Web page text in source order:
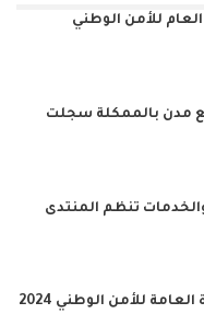
للأمن الوطني
مدن بالممكلة سجلت
تنظم المنتدى
للأمن الوطني 2024